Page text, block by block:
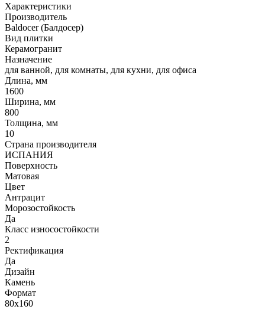
Характеристики
Производитель
Baldocer (Балдосер)
Вид плитки
Керамогранит
Назначение
для ванной, для комнаты, для кухни, для офиса
Длина, мм
1600
Ширина, мм
800
Толщина, мм
10
Страна производителя
ИСПАНИЯ
Поверхность
Матовая
Цвет
Антрацит
Морозостойкость
Да
Класс износостойкости
2
Ректификация
Да
Дизайн
Камень
Формат
80x160